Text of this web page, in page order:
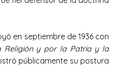
en septiembre de 1936 con
Religión y por la Patria y la
públicamente su postura